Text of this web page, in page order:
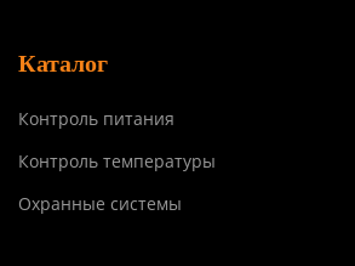
Каталог
Контроль питания
Контроль температуры
Охранные системы